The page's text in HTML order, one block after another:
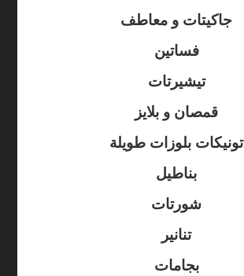
جاكيتات و معاطف
فساتين
تيشيرتات
قمصان و بلايز
تونيكات بلوزات طويلة
بناطيل
شورتات
تنانير
بجامات